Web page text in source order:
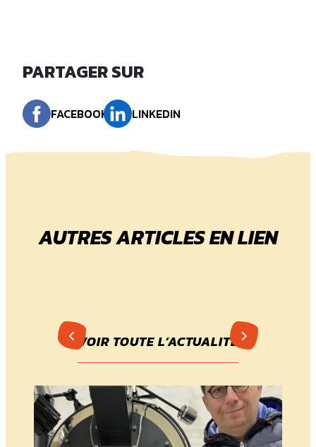
PARTAGER SUR
FACEBOOK LINKEDIN
AUTRES ARTICLES EN LIEN
VOIR TOUTE L’ACTUALITÉ